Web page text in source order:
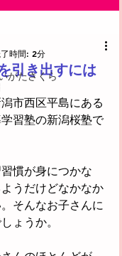
がたさくら
引き出すには
時間: 2分
市西区平島にある
習塾の新潟桜塾で
慣が身につかな
うだけどなかなか
そんなお子さんに
ょうか。